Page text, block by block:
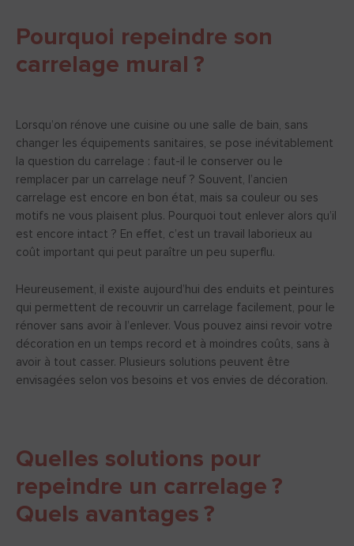
Pourquoi repeindre son
carrelage mural ?
Lorsqu’on rénove une cuisine ou une salle de bain, sans
changer les équipements sanitaires, se pose inévitablement
la question du carrelage : faut-il le conserver ou le
remplacer par un carrelage neuf ? Souvent, l’ancien
carrelage est encore en bon état, mais sa couleur ou ses
motifs ne vous plaisent plus. Pourquoi tout enlever alors qu’il
est encore intact ? En effet, c’est un travail laborieux au
coût important qui peut paraître un peu superflu.
Heureusement, il existe aujourd’hui des enduits et peintures
qui permettent de recouvrir un carrelage facilement, pour le
rénover sans avoir à l’enlever. Vous pouvez ainsi revoir votre
décoration en un temps record et à moindres coûts, sans à
avoir à tout casser. Plusieurs solutions peuvent être
envisagées selon vos besoins et vos envies de décoration.
Quelles solutions pour
repeindre un carrelage ?
Quels avantages ?